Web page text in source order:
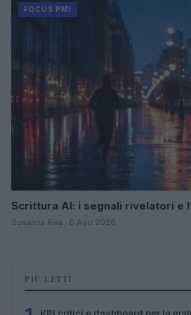
FOCUS PMI
Scrittura AI: i segnali rivelatori e
Susanna Riva · 6 Ago 2026
PIÙ LETTI
KPI critici e dashboard per la